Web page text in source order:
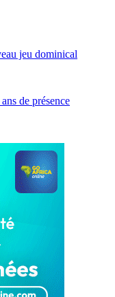
jeu dominical
de présence